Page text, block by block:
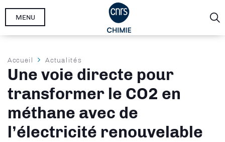
Aller
MENU
Fil
d'Ariane
Accueil Actualités
Une voie directe pour
transformer le CO2 en
méthane avec de
l’électricité renouvelable